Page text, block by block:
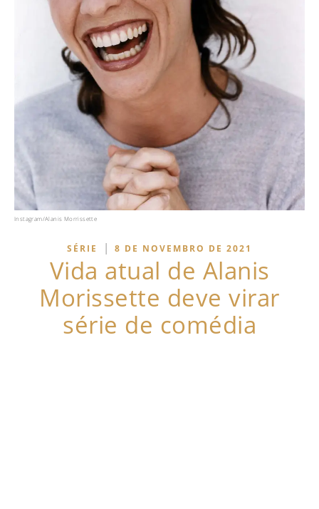
Instagram/Alanis Morrissette
SÉRIE | 8 DE NOVEMBRO DE 2021
Vida atual de Alanis
Morissette deve virar
série de comédia